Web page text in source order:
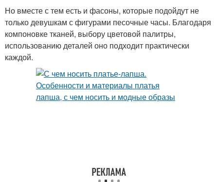
Но вместе с тем есть и фасоны, которые подойдут не
только девушкам с фигурами песочные часы. Благодаря
компоновке тканей, выбору цветовой палитры,
использованию деталей оно подходит практически
каждой.